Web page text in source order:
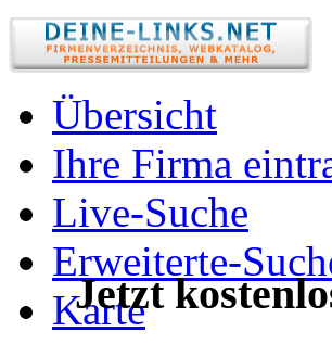
Übersicht
Ihre Firma
Live-Suche
Erweiterte-
Karte
Jetzt